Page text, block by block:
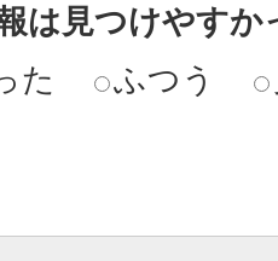
は見つけやすか
た
ふつう